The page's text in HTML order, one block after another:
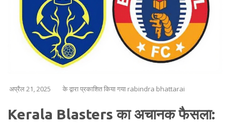
अप्रैल 21, 2025 के द्वारा प्रकाशित किया गया rabindra bhattarai
Kerala Blasters का अचानक फैसला: